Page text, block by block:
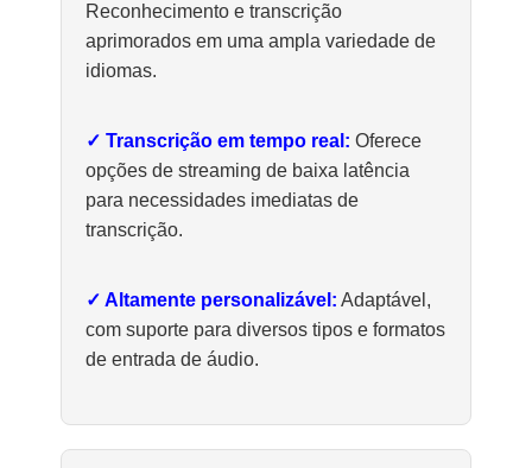
Reconhecimento e transcrição
aprimorados em uma ampla variedade de
idiomas.
✓ Transcrição em tempo real: Oferece
opções de streaming de baixa latência
para necessidades imediatas de
transcrição.
✓ Altamente personalizável: Adaptável,
com suporte para diversos tipos e formatos
de entrada de áudio.